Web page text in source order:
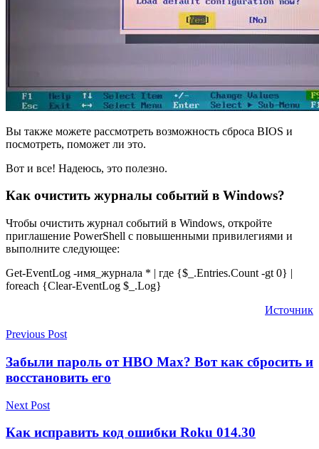
Вы также можете рассмотреть возможность сброса BIOS и
посмотреть, поможет ли это.
Вот и все! Надеюсь, это полезно.
Как очистить журналы событий в Windows?
Чтобы очистить журнал событий в Windows, откройте
приглашение PowerShell с повышенными привилегиями и
выполните следующее:
Get-EventLog -имя_журнала * | где {$_.Entries.Count -gt 0} |
foreach {Clear-EventLog $_.Log}
Источник
Previous Post
Забыли пароль от HBO Max? Вот как сбросить и
восстановить его
Next Post
Как исправить код ошибки Roku 014.30